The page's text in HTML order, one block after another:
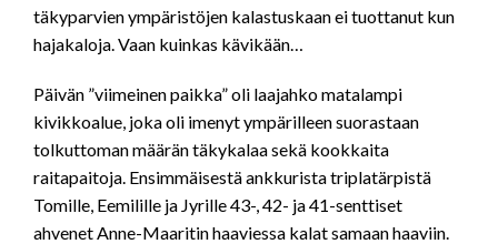
täkyparvien ympäristöjen kalastuskaan ei tuottanut kun
hajakaloja. Vaan kuinkas kävikään…
Päivän ”viimeinen paikka” oli laajahko matalampi
kivikkoalue, joka oli imenyt ympärilleen suorastaan
tolkuttoman määrän täkykalaa sekä kookkaita
raitapaitoja. Ensimmäisestä ankkurista triplatärpistä
Tomille, Eemilille ja Jyrille 43-, 42- ja 41-senttiset
ahvenet Anne-Maaritin haaviessa kalat samaan haaviin.